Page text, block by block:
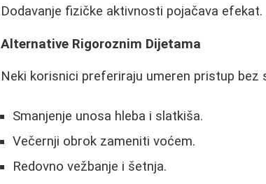
Dodavanje fizičke aktivnosti pojačava efekat.
Alternative Rigoroznim Dijetama
Neki korisnici preferiraju umeren pristup bez
Smanjenje unosa hleba i slatkiša.
Večernji obrok zameniti voćem.
Redovno vežbanje i šetnja.